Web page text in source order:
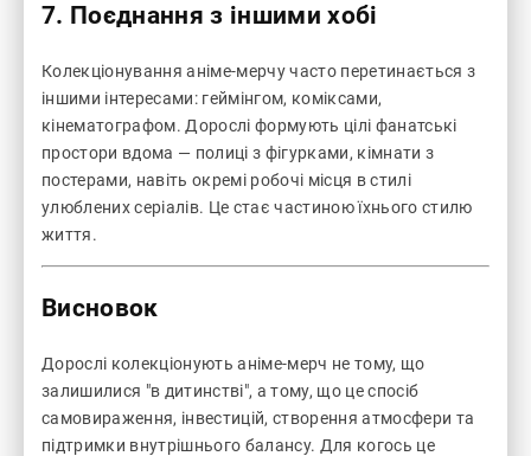
7. Поєднання з іншими хобі
Колекціонування аніме-мерчу часто перетинається з
іншими інтересами: геймінгом, коміксами,
кінематографом. Дорослі формують цілі фанатські
простори вдома — полиці з фігурками, кімнати з
постерами, навіть окремі робочі місця в стилі
улюблених серіалів. Це стає частиною їхнього стилю
життя.
Висновок
Дорослі колекціонують аніме-мерч не тому, що
залишилися "в дитинстві", а тому, що це спосіб
самовираження, інвестицій, створення атмосфери та
підтримки внутрішнього балансу. Для когось це